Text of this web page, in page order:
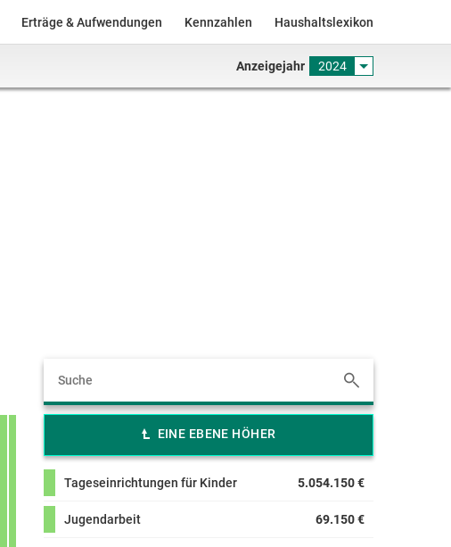
Erträge & Aufwendungen Kennzahlen Haushaltslexikon
Anzeigejahr 2024
EINE EBENE HÖHER
Tageseinrichtungen für Kinder 5.054.150 €
Jugendarbeit 69.150 €